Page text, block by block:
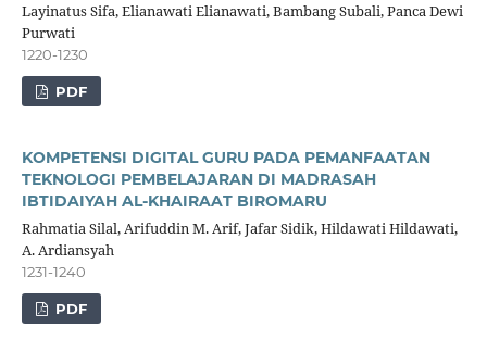
Layinatus Sifa, Elianawati Elianawati, Bambang Subali, Panca Dewi
Purwati
1220-1230
PDF
KOMPETENSI DIGITAL GURU PADA PEMANFAATAN
TEKNOLOGI PEMBELAJARAN DI MADRASAH
IBTIDAIYAH AL-KHAIRAAT BIROMARU
Rahmatia Silal, Arifuddin M. Arif, Jafar Sidik, Hildawati Hildawati,
A. Ardiansyah
1231-1240
PDF